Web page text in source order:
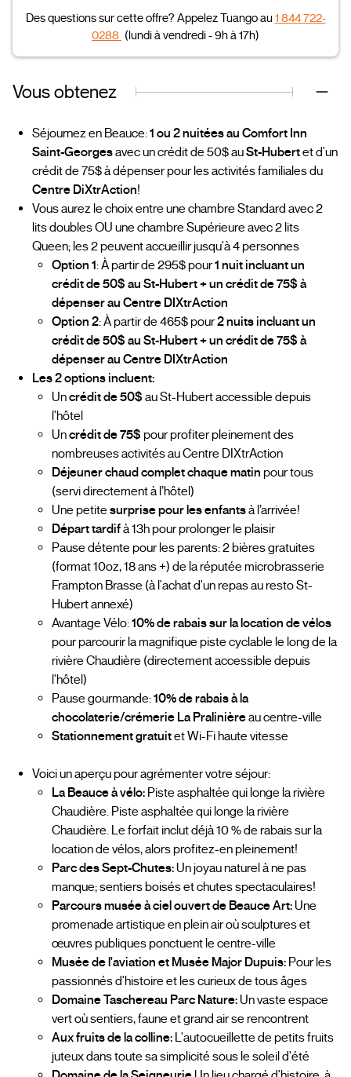
Des questions sur cette offre? Appelez Tuango au1 844 722-
0288 (lundi à vendredi - 9h à 17h)
Vous obtenez
Séjournez en Beauce:1 ou 2 nuitées au Comfort Inn
Saint-Georgesavec un crédit de 50$ auSt-Hubertet d'un
crédit de 75$ à dépenser pour les activités familiales du
Centre DiXtrAction!
Vous aurez le choix entre une chambre Standard avec 2
lits doubles OU une chambre Supérieure avec 2 lits
Queen; les 2 peuvent accueillir jusqu'à 4 personnes
Option 1: À partir de 295$ pour1 nuit incluant un
crédit de 50$ au St-Hubert + un crédit de 75$ à
dépenser au Centre DIXtrAction
Option 2: À partir de 465$ pour2 nuits incluant un
crédit de 50$ au St-Hubert + un crédit de 75$ à
dépenser au Centre DIXtrAction
Les 2 options incluent:
Uncrédit de 50$ au St-Hubert accessible depuis
l'hôtel
Uncrédit de 75$ pour profiter pleinement des
nombreuses activités au Centre DIXtrAction
Déjeuner chaud complet chaque matin pour tous
(servi directement à l’hôtel)
Une petite surprise pour les enfantsà l’arrivée!
Départ tardifà 13h pour prolonger le plaisir
Pause détente pour les parents: 2 bières gratuites
(format 10oz, 18 ans +) de la réputée microbrasserie
Frampton Brasse (à l'achat d'un repas au resto St-
Hubert annexé)
Avantage Vélo:10% de rabais sur la location de vélos
pour parcourir la magnifique piste cyclable le long de la
rivière Chaudière (directement accessible depuis
l'hôtel)
Pause gourmande:10% de rabais à la
chocolaterie/crémerie La Pralinièreau centre-ville
Stationnement gratuitet Wi-Fi haute vitesse
Voici un aperçu pour agrémenter votre séjour:
La Beauce à vélo: Piste asphaltée qui longe la rivière
Chaudière. Piste asphaltée qui longe la rivière
Chaudière. Le forfait inclut déjà 10 % de rabais sur la
location de vélos, alors profitez-en pleinement!
Parc des Sept-Chutes:Un joyau naturel à ne pas
manque; sentiers boisés et chutes spectaculaires!
Parcours musée à ciel ouvert de Beauce Art:Une
promenade artistique en plein air où sculptures et
œuvres publiques ponctuent le centre-ville
Musée de l'aviation et Musée Major Dupuis: Pour les
passionnés d'histoire et les curieux de tous âges
Domaine Taschereau Parc Nature:Un vaste espace
vert où sentiers, faune et grand air se rencontrent
Aux fruits de la colline: L'autocueillette de petits fruits
juteux dans toute sa simplicité sous le soleil d'été